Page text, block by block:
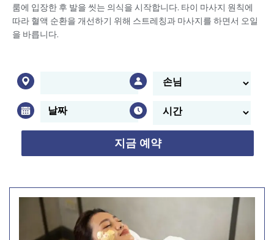
룸에 입장한 후 발을 씻는 의식을 시작합니다. 타이 마사지 원칙에
따라 혈액 순환을 개선하기 위해 스트레칭과 마사지를 하면서 오일
을 바릅니다.
지금 예약